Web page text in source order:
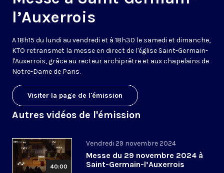
l’Auxerrois
A 18h15 du lundi au vendredi et à 18h30 le samedi et dimanche,
KTO retransmet la messe en direct de l'église Saint-Germain-
l'Auxerrois, grâce au recteur archiprêtre et aux chapelains de
Notre-Dame de Paris.
Visiter la page de l'émission
Autres vidéos de l'émission
40:00
Vendredi 29 novembre 2024
Messe du 29 novembre 2024 à
Saint-Germain-l’Auxerrois